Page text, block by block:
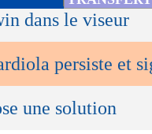
dans le viseur
persiste et
une solution